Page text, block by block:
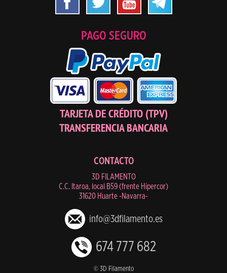
PAGO SEGURO
TARJETA DE CRÉDITO (TPV)
TRANSFERENCIA BANCARIA
CONTACTO
3D FILAMENTO
C.C. Itaroa, local B59 (frente Hipercor)
31620 Huarte -Navarra-
info@3dfilamento.es
674 777 682
© 3D Filamento